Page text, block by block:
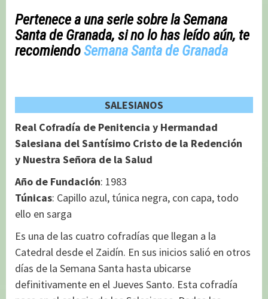
Pertenece a una serie sobre la Semana
Santa de Granada, si no lo has leído aún, te
recomiendoSemana Santa de Granada
SALESIANOS
Real Cofradía de Penitencia y Hermandad
Salesiana del Santísimo Cristo de la Redención
y Nuestra Señora de la Salud
Año de Fundación: 1983
Túnicas: Capillo azul, túnica negra, con capa, todo
ello en sarga
Es una de las cuatro cofradías que llegan a la
Catedral desde el Zaidín. En sus inicios salió en otros
días de la Semana Santa hasta ubicarse
definitivamente en el Jueves Santo. Esta cofradía